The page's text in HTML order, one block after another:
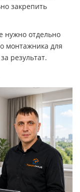
закрепить
нужно отдельно
монтажника для
результат.